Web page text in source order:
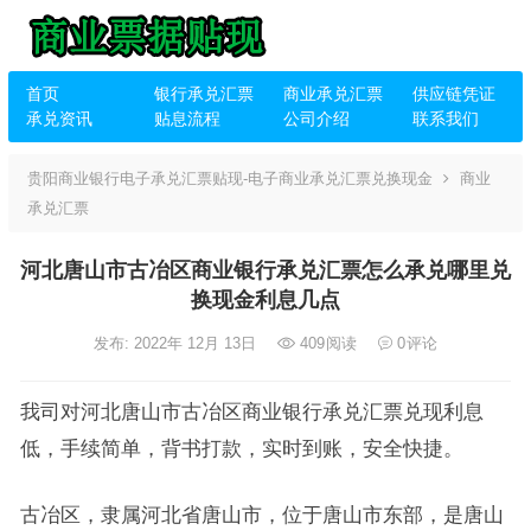
首页 银行承兑汇票 商业承兑汇票
供应链凭证
承兑资讯
贴息流程 公司介绍 联系我们
贵阳商业银行电子承兑汇票贴现-电子商业承兑汇票兑换现金
商业
承兑汇票
河北唐山市古冶区商业银行承兑汇票怎么承兑哪里兑
换现金利息几点
发布: 2022年 12月 13日 409阅读 0评论
我司对河北唐山市古冶区商业银行承兑汇票兑现利息
低，手续简单，背书打款，实时到账，安全快捷。
古冶区，隶属河北省唐山市，位于唐山市东部，是唐山